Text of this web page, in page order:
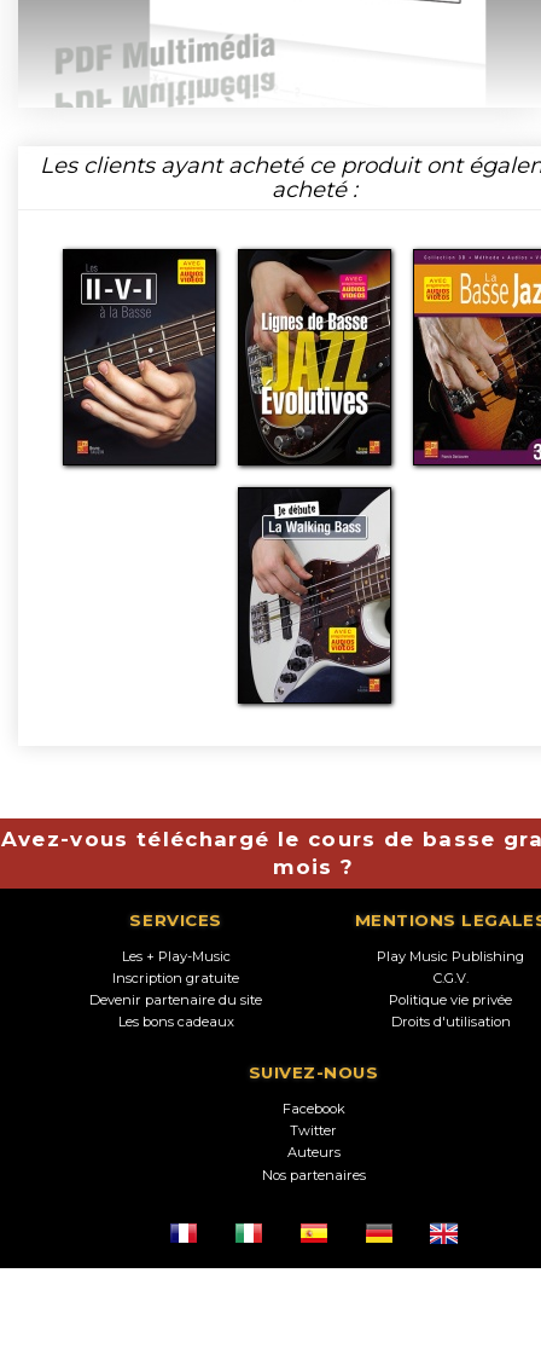
Les clients ayant acheté ce produit ont
acheté :
Avez-vous téléchargé le cours de basse
mois ?
SERVICES
Les + Play-Music
Inscription gratuite
Devenir partenaire du site
Les bons cadeaux
MENTIONS
Play Music Publishing
C.G.V.
Politique vie privée
Droits d'utilisation
SUIVEZ-NOUS
Facebook
Twitter
Auteurs
Nos partenaires